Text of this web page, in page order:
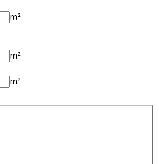
m²
m²
m²